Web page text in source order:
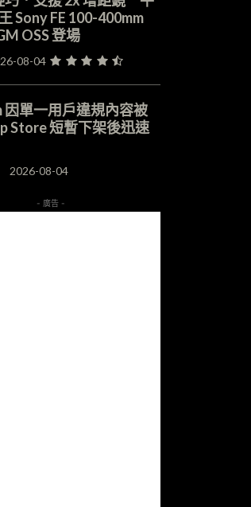
Sony FE 100-400mm
OSS 登場
08-04
因單一用戶違規內容被
Store 短暫下架後迅速
2026-08-04
- 廣告 -